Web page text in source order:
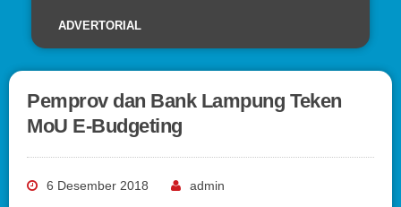
ADVERTORIAL
Pemprov dan Bank Lampung Teken
MoU E-Budgeting
6 Desember 2018 admin